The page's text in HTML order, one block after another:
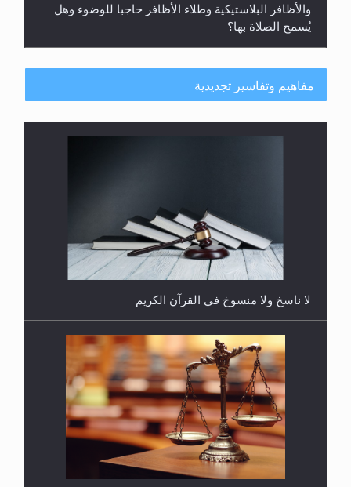
والأظافر البلاستيكية وطلاء الأظافر حاجبا للوضوء وهل
يُسمح الصلاة بها؟
هل يُحسب حول الزكاة وفق السنة الميلادية أو الهجرية؟
هل يجوز فتح مشروع كوافير نسائي للمحجبات وغير
المحجبات؟
مفاهيم وتفاسير تجديدية
لا ناسخ ولا منسوخ في القرآن الكريم